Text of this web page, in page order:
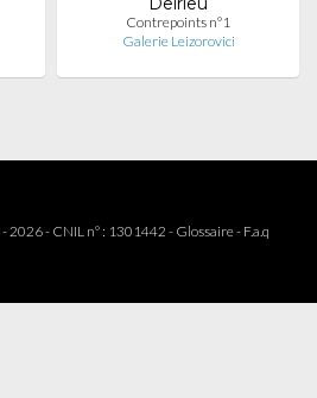
Contrepoints n°1
Galerie Leizorovici
2026 - CNIL n° : 1301442 - Glossaire- F.a.q